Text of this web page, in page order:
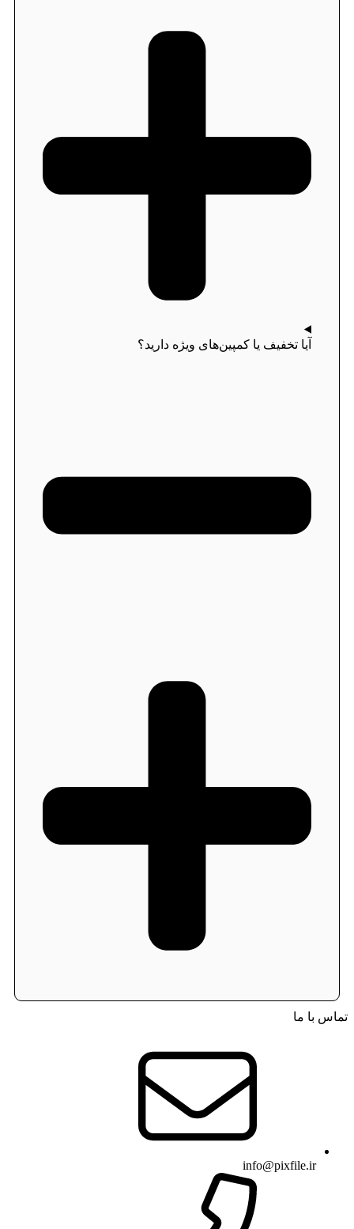
آیا تخفیف یا کمپین‌های ویژه دارید؟
تماس با ما
info@pixfile.ir